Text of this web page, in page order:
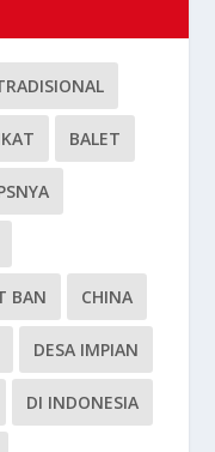
BALET
BAN CHINA
DESA IMPIAN
DI INDONESIA